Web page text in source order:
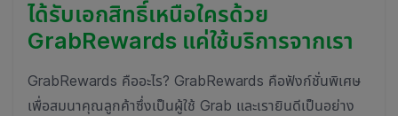
ได้รับเอกสิทธิ์เหนือใครด้วย
GrabRewards แค่ใช้บริการจากเรา
GrabRewards คืออะไร? GrabRewards คือฟังก์ชั่นพิเศษ
เพื่อสมนาคุณลูกค้าซึ่งเป็นผู้ใช้ Grab และเรายินดีเป็นอย่าง